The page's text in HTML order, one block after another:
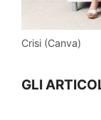
Crisi (Canva)
GLI